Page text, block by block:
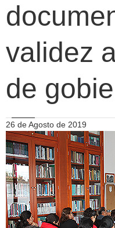
validez
de
26 de Agosto de 2019